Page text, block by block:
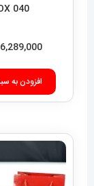
040
6,289,000
افزودن به